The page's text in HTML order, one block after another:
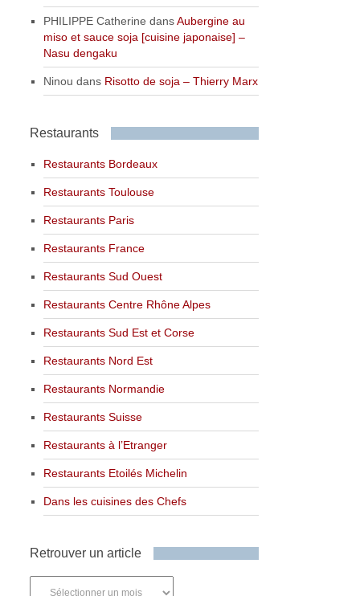
PHILIPPE Catherine dansAubergine au
miso et sauce soja [cuisine japonaise] –
Nasu dengaku
Ninou dans Risotto de soja – Thierry Marx
Restaurants
Restaurants Bordeaux
Restaurants Toulouse
Restaurants Paris
Restaurants France
Restaurants Sud Ouest
Restaurants Centre Rhône Alpes
Restaurants Sud Est et Corse
Restaurants Nord Est
Restaurants Normandie
Restaurants Suisse
Restaurants à l’Etranger
Restaurants Etoilés Michelin
Dans les cuisines des Chefs
Retrouver un article